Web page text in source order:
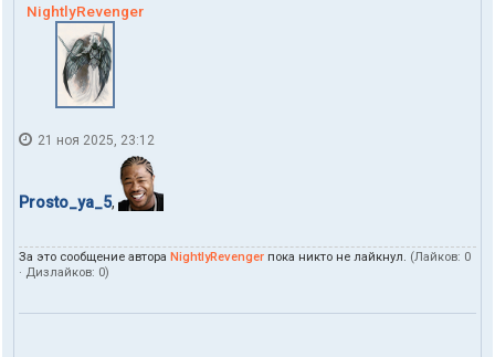
NightlyRevenger
21 ноя 2025, 23:12
Prosto_ya_5,
За это сообщение автора NightlyRevenger пока никто не лайкнул. (Лайков: 0
· Дизлайков: 0)